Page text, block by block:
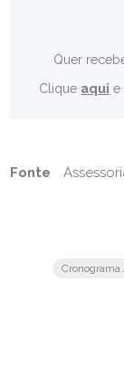
Quer
Clique aqui e
Fonte
Cronograma